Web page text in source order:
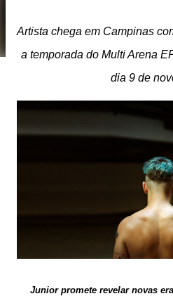
Artista chega em Campinas
a temporada do Multi Arena
dia 9 de
Junior promete revelar novas